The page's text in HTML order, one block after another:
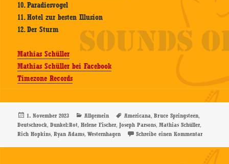
10. Paradiesvogel
11. Hotel zur besten Illusion
12. Der Sturm
Mathias Schüller
Mathias Schüller bei Facebook
Timezone Records
Veröffentlicht
am
1. November 2023 Kategorien
Allgemein Schlagwörter
Americana,Bruce Springsteen,
Deutschrock,Dunkel:Rot,Helene Fischer,Joseph Parsons,Mathias Schüller,
Rich Hopkins,Ryan Adams,Westernhagen Schreibe einen Kommentarzu